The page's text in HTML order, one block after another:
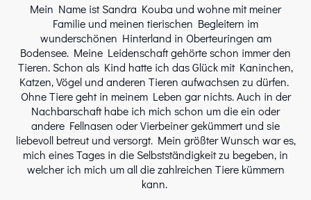
Mein Name ist Sandra Kouba und wohne mit meiner
Familie und meinen tierischen Begleitern im
wunderschönen Hinterland in Oberteuringen am
Bodensee. Meine Leidenschaft gehörte schon immer den
Tieren. Schon als Kind hatte ich das Glück mit Kaninchen,
Katzen, Vögel und anderen Tieren aufwachsen zu dürfen.
Ohne Tiere geht in meinem Leben gar nichts. Auch in der
Nachbarschaft habe ich mich schon um die ein oder
andere Fellnasen oder Vierbeiner gekümmert und sie
liebevoll betreut und versorgt. Mein größter Wunsch war es,
mich eines Tages in die Selbstständigkeit zu begeben, in
welcher ich mich um all die zahlreichen Tiere kümmern
kann.